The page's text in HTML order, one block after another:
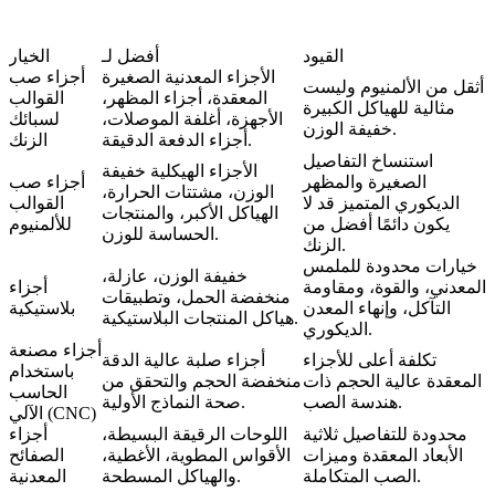
الخيار أفضل لـ
القيود
أجزاء صب
القوالب
لسبائك
الزنك
الأجزاء المعدنية الصغيرة
المعقدة، أجزاء المظهر،
الأجهزة، أغلفة الموصلات،
أجزاء الدفعة الدقيقة.
أثقل من الألمنيوم وليست
مثالية للهياكل الكبيرة
خفيفة الوزن.
أجزاء صب
القوالب
للألمنيوم
الأجزاء الهيكلية خفيفة
الوزن، مشتتات الحرارة،
الهياكل الأكبر، والمنتجات
الحساسة للوزن.
استنساخ التفاصيل
الصغيرة والمظهر
الديكوري المتميز قد لا
يكون دائمًا أفضل من
الزنك.
أجزاء
بلاستيكية
خفيفة الوزن، عازلة،
منخفضة الحمل، وتطبيقات
هياكل المنتجات البلاستيكية.
خيارات محدودة للملمس
المعدني، والقوة، ومقاومة
التآكل، وإنهاء المعدن
الديكوري.
أجزاء مصنعة
باستخدام
الحاسب
الآلي (CNC)
أجزاء صلبة عالية الدقة
منخفضة الحجم والتحقق من
صحة النماذج الأولية.
تكلفة أعلى للأجزاء
المعقدة عالية الحجم ذات
هندسة الصب.
أجزاء
الصفائح
المعدنية
اللوحات الرقيقة البسيطة،
الأقواس المطوية، الأغطية،
والهياكل المسطحة.
محدودة للتفاصيل ثلاثية
الأبعاد المعقدة وميزات
الصب المتكاملة.